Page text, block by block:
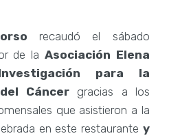
recaudó el sábado
de la Asociación Elena
para la
Cáncer gracias a los
que asistieron a la
en este restaurante y